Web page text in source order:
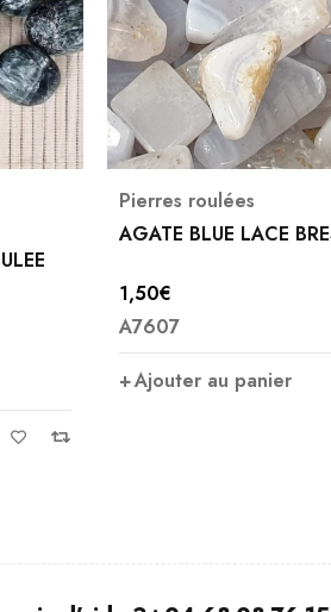
Pierres roulées
AGATE BLUE LACE
1,50€
A7607
Ajouter au panier